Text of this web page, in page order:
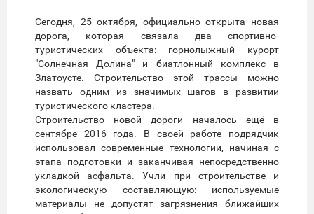
Сегодня, 25 октября, официально открыта новая
дорога, которая связала два спортивно-
туристических объекта: горнолыжный курорт
"Солнечная Долина" и биатлонный комплекс в
Златоусте. Строительство этой трассы можно
назвать одним из значимых шагов в развитии
туристического кластера.
Строительство новой дороги началось ещё в
сентябре 2016 года. В своей работе подрядчик
использовал современные технологии, начиная с
этапа подготовки и заканчивая непосредственно
укладкой асфальта. Учли при строительстве и
экологическую составляющую: используемые
материалы не допустят загрязнения ближайших